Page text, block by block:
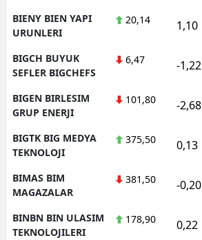
BIENY BIEN YAPI
URUNLERI
20,14 1,10
BIGCH BUYUK
SEFLER BIGCHEFS
6,47 -1,22
BIGEN BIRLESIM
GRUP ENERJI
101,80 -2,68
BIGTK BIG MEDYA
TEKNOLOJI
375,50 0,13
BIMAS BIM
MAGAZALAR
381,50 -0,20
BINBN BIN ULASIM
TEKNOLOJILERI
178,90 0,22